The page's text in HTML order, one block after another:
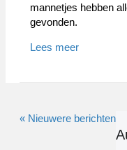
mannetjes hebben
Lees meer
« Nieuwere berichten